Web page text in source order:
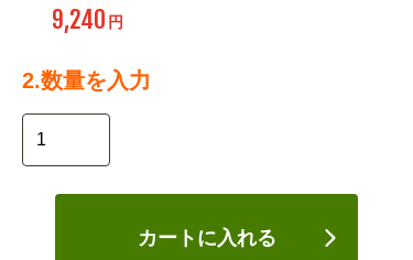
9,240 円
2.数量を入力
カートに入れる